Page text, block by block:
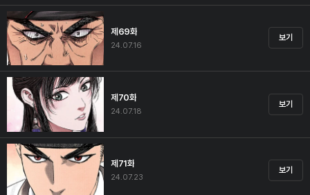
제69화
24.07.16
보기
제70화
24.07.18
보기
제71화
24.07.23
보기